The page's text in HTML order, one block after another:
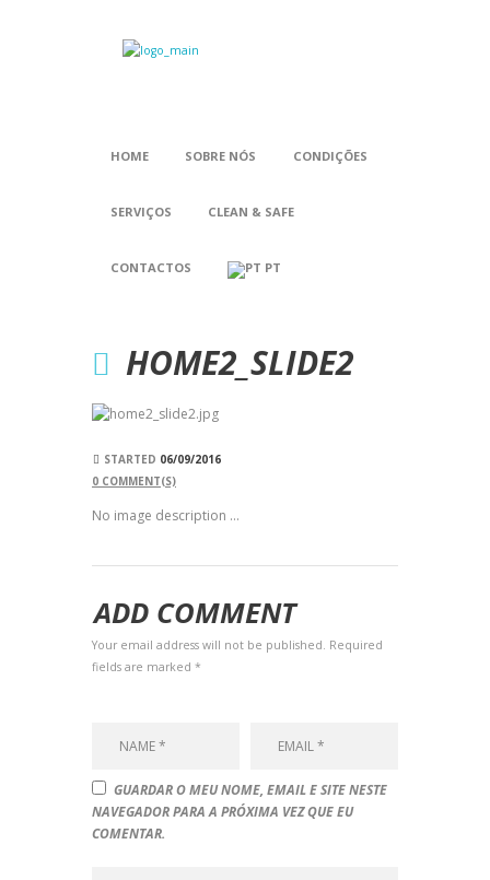
HOME SOBRE NÓS CONDIÇÕES
SERVIÇOS CLEAN & SAFE
CONTACTOS PT
HOME2_SLIDE2
STARTED 06/09/2016
0 COMMENT(S)
No image description ...
ADD COMMENT
Your email address will not be published. Required
fields are marked *
GUARDAR O MEU NOME, EMAIL E SITE NESTE
NAVEGADOR PARA A PRÓXIMA VEZ QUE EU
COMENTAR.